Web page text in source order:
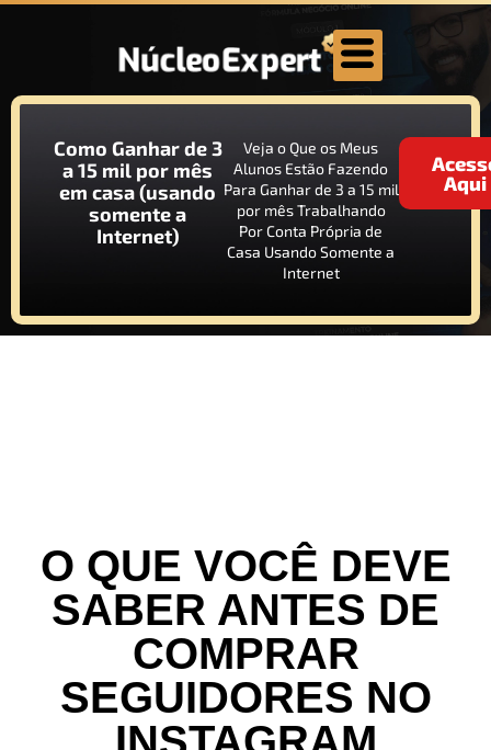
Como Ganhar de 3
a 15 mil por mês
em casa (usando
somente a
Internet)
Veja o Que os Meus
Alunos Estão Fazendo
Para Ganhar de 3 a 15 mil
por mês Trabalhando
Por Conta Própria de
Casa Usando Somente a
Internet
Aqui
O QUE VOCÊ DEVE
SABER ANTES DE
COMPRAR
SEGUIDORES NO